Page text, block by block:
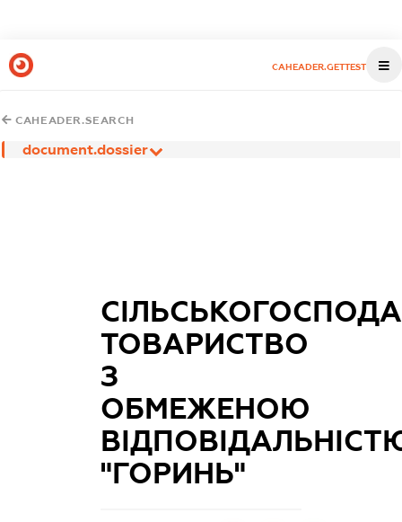
CAHEADER.GETTEST
CAHEADER.SEARCH
document.dossier
ТОВАРИСТВО
З
ОБМЕЖЕНОЮ
"ГОРИНЬ"